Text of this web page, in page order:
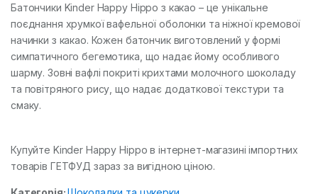
Батончики Kinder Happy Hippo з какао – це унікальне
поєднання хрумкої вафельної оболонки та ніжної кремової
начинки з какао. Кожен батончик виготовлений у формі
симпатичного бегемотика, що надає йому особливого
шарму. Зовні вафлі покриті крихтами молочного шоколаду
та повітряного рису, що надає додаткової текстури та
смаку.
Купуйте Kinder Happy Hippo в інтернет-магазині імпортних
товарів ГЕТФУД зараз за вигідною ціною.